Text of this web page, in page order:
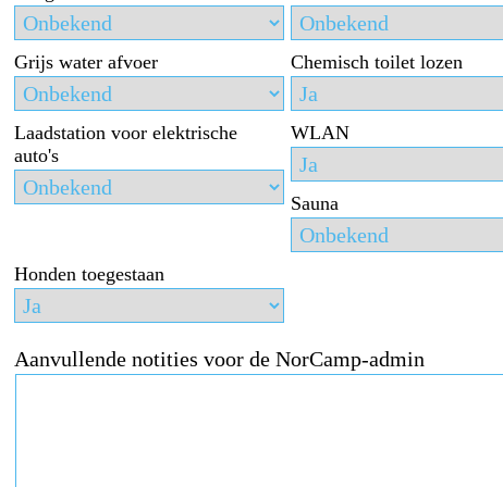
Grijs water afvoer Chemisch toilet lozen
Laadstation voor elektrische
auto's
WLAN
Sauna
Honden toegestaan
Aanvullende notities voor de NorCamp-admin